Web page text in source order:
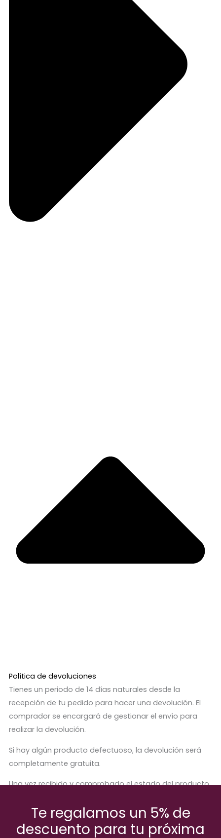
Política de devoluciones
Tienes un periodo de 14 días naturales desde la
recepción de tu pedido para hacer una devolución. El
comprador se encargará de gestionar el envío para
realizar la devolución.
Si hay algún producto defectuoso, la devolución será
completamente gratuita.
Una vez recibido y comprobado el estado del producto,
Te regalamos un 5% de
descuento para tu próxima